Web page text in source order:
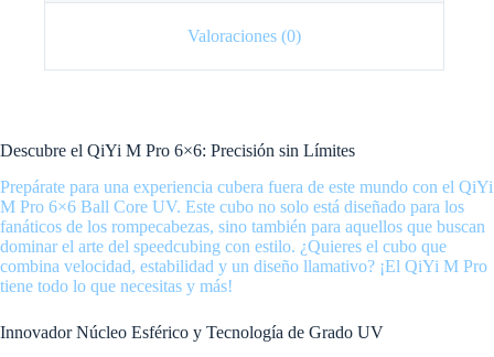
Valoraciones (0)
Descubre el QiYi M Pro 6×6: Precisión sin Límites
Prepárate para una experiencia cubera fuera de este mundo con el QiYi
M Pro 6×6 Ball Core UV. Este cubo no solo está diseñado para los
fanáticos de los rompecabezas, sino también para aquellos que buscan
dominar el arte del speedcubing con estilo. ¿Quieres el cubo que
combina velocidad, estabilidad y un diseño llamativo? ¡El QiYi M Pro
tiene todo lo que necesitas y más!
Innovador Núcleo Esférico y Tecnología de Grado UV